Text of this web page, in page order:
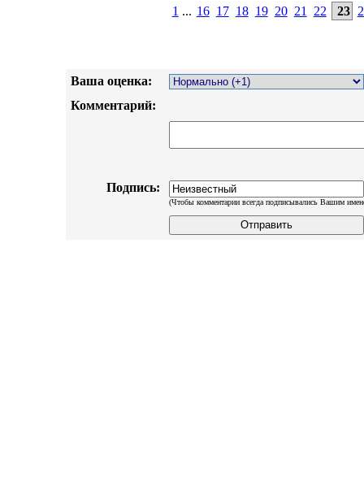
1 ... 16 17 18 19 20 21 22 23
Ваша оценка:
Комментарий:
Подпись:
(Чтобы комментарии всегда подписывались Вашим